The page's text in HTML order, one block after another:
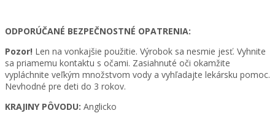
ODPORÚČANÉ BEZPEČNOSTNÉ OPATRENIA:
Pozor! Len na vonkajšie použitie. Výrobok sa nesmie jesť. Vyhnite
sa priamemu kontaktu s očami. Zasiahnuté oči okamžite
vypláchnite veľkým množstvom vody a vyhľadajte lekársku pomoc.
Nevhodné pre deti do 3 rokov.
KRAJINY PÔVODU: Anglicko